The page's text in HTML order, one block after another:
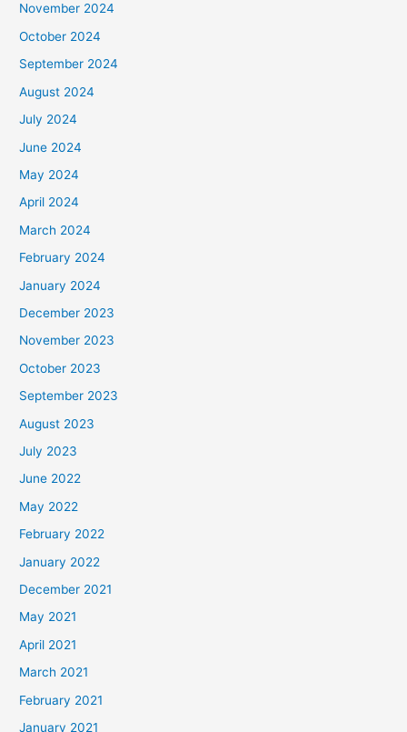
November 2024
October 2024
September 2024
August 2024
July 2024
June 2024
May 2024
April 2024
March 2024
February 2024
January 2024
December 2023
November 2023
October 2023
September 2023
August 2023
July 2023
June 2022
May 2022
February 2022
January 2022
December 2021
May 2021
April 2021
March 2021
February 2021
January 2021